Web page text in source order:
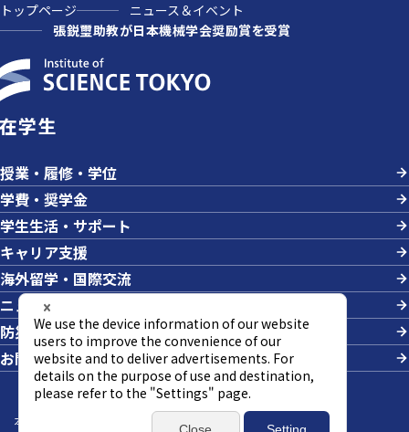
トップページ
ニュース＆イベント
張鋭璽助教が日本機械学会奨励賞を受賞
在学生
授業・履修・学位
学費・奨学金
学生生活・サポート
キャリア支援
海外留学・国際交流
ニュース＆イベント
防災・危機管理
お問い合わせ
本サイトについて 個人情報の取り扱い